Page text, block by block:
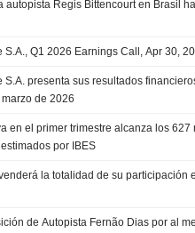
autopista Regis Bittencourt en Brasil
Q1 2026 Earnings Call, Apr 30,
presenta sus resultados
de 2026
en el primer trimestre alcanza los 627
por IBES
la totalidad de su participación
de Autopista Fernão Dias por al